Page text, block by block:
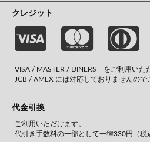
クレジット
VISA / MASTER / DINERS をご利用いた
JCB / AMEX には対応しておりませんので
代金引換
ご利用いただけます。
代引き手数料の一部として一律330円（税